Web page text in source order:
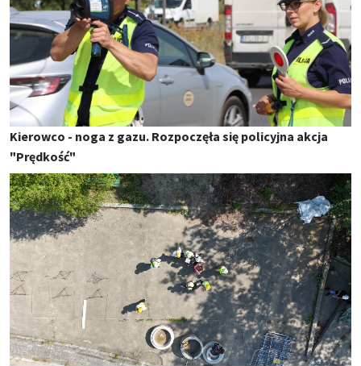
Kierowco - noga z gazu. Rozpoczęła się policyjna akcja
"Prędkość"